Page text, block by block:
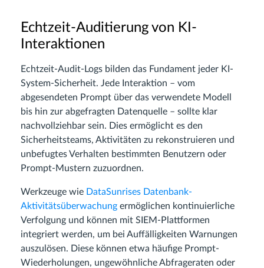
Echtzeit-Auditierung von KI-
Interaktionen
Echtzeit-Audit-Logs bilden das Fundament jeder KI-
System-Sicherheit. Jede Interaktion – vom
abgesendeten Prompt über das verwendete Modell
bis hin zur abgefragten Datenquelle – sollte klar
nachvollziehbar sein. Dies ermöglicht es den
Sicherheitsteams, Aktivitäten zu rekonstruieren und
unbefugtes Verhalten bestimmten Benutzern oder
Prompt-Mustern zuzuordnen.
Werkzeuge wie DataSunrises Datenbank-
Aktivitätsüberwachung ermöglichen kontinuierliche
Verfolgung und können mit SIEM-Plattformen
integriert werden, um bei Auffälligkeiten Warnungen
auszulösen. Diese können etwa häufige Prompt-
Wiederholungen, ungewöhnliche Abfrageraten oder